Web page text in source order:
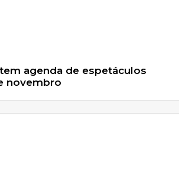
agenda de espetáculos
novembro